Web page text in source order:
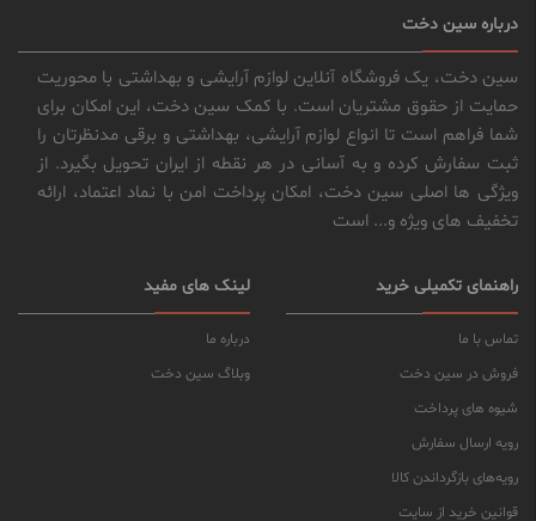
درباره سین دخت
سین دخت، یک فروشگاه آنلاین لوازم آرایشی و بهداشتی با محوریت
حمایت از حقوق مشتریان است. با کمک سین دخت، این امکان برای
شما فراهم است تا انواع لوازم آرایشی، بهداشتی و برقی مدنظرتان را
ثبت سفارش کرده و به آسانی در هر نقطه از ایران تحویل بگیرد. از
ویژگی ها اصلی سین دخت، امکان پرداخت امن با نماد اعتماد، ارائه
تخفیف های ویژه و... است
راهنمای تکمیلی خرید
تماس با ما
فروش در سین دخت
شیوه های پرداخت
رویه ارسال سفارش
رویه‌های بازگرداندن کالا
قوانین خرید از سایت
لینک های مفید
درباره ما
وبلاگ سین دخت